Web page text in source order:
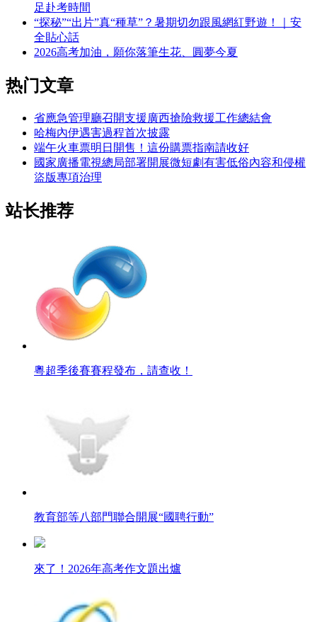
足赴考時間
“探秘”“出片”真“種草”？暑期切勿跟風網紅野遊！｜安
全貼心話
2026高考加油，願你落筆生花、圓夢今夏
热门文章
省應急管理廳召開支援廣西搶險救援工作總結會
哈梅內伊遇害過程首次披露
端午火車票明日開售！這份購票指南請收好
國家廣播電視總局部署開展微短劇有害低俗內容和侵權
盜版專項治理
站长推荐
粵超季後賽賽程發布，請查收！
教育部等八部門聯合開展“國聘行動”
來了！2026年高考作文題出爐